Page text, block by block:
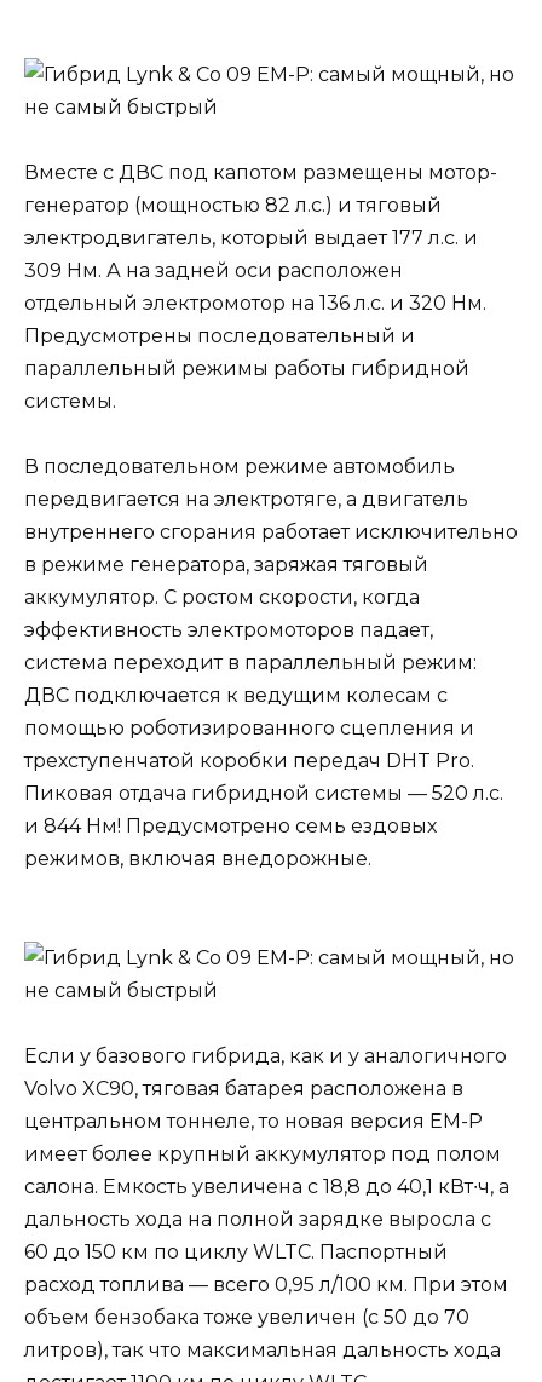
Вместе с ДВС под капотом размещены мотор-
генератор (мощностью 82 л.с.) и тяговый
электродвигатель, который выдает 177 л.с. и
309 Нм. А на задней оси расположен
отдельный электромотор на 136 л.с. и 320 Нм.
Предусмотрены последовательный и
параллельный режимы работы гибридной
системы.
В последовательном режиме автомобиль
передвигается на электротяге, а двигатель
внутреннего сгорания работает исключительно
в режиме генератора, заряжая тяговый
аккумулятор. С ростом скорости, когда
эффективность электромоторов падает,
система переходит в параллельный режим:
ДВС подключается к ведущим колесам с
помощью роботизированного сцепления и
трехступенчатой коробки передач DHT Pro.
Пиковая отдача гибридной системы — 520 л.с.
и 844 Нм! Предусмотрено семь ездовых
режимов, включая внедорожные.
Если у базового гибрида, как и у аналогичного
Volvo XC90, тяговая батарея расположена в
центральном тоннеле, то новая версия EM-P
имеет более крупный аккумулятор под полом
салона. Емкость увеличена с 18,8 до 40,1 кВт∙ч, а
дальность хода на полной зарядке выросла с
60 до 150 км по циклу WLTC. Паспортный
расход топлива — всего 0,95 л/100 км. При этом
объем бензобака тоже увеличен (с 50 до 70
литров), так что максимальная дальность хода